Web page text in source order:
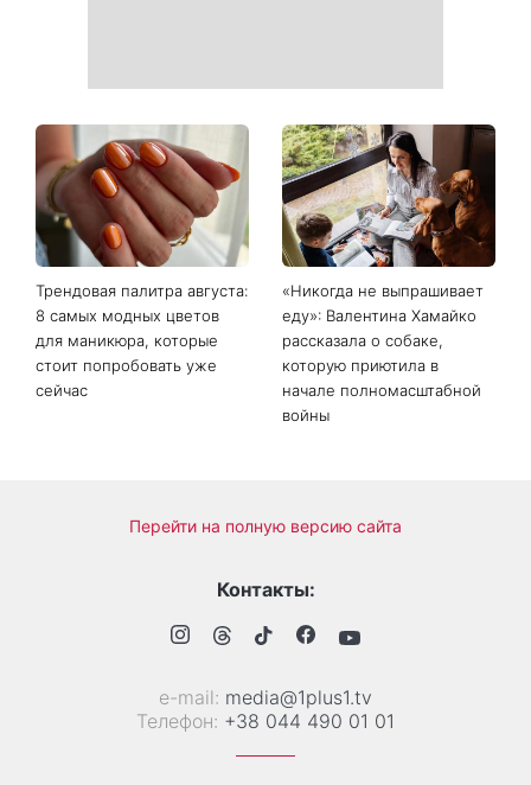
Трендовая палитра августа:
8 самых модных цветов
для маникюра, которые
стоит попробовать уже
сейчас
«Никогда не выпрашивает
еду»: Валентина Хамайко
рассказала о собаке,
которую приютила в
начале полномасштабной
войны
Перейти на полную версию сайта
Контакты:
е-mail: media@1plus1.tv
Телефон: +38 044 490 01 01